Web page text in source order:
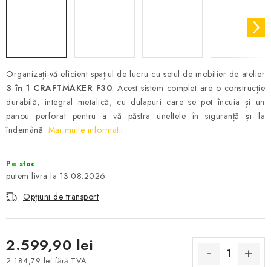
Organizați-vă eficient spațiul de lucru cu setul de mobilier de atelier
3 în 1 CRAFTMAKER F30. Acest sistem complet are o construcție
durabilă, integral metalică, cu dulapuri care se pot încuia și un
panou perforat pentru a vă păstra uneltele în siguranță și la
îndemână. Mai multe informatii
Pe stoc
13.08.2026
Opțiuni de transport
2.599,90 lei
2.184,79 lei fără TVA